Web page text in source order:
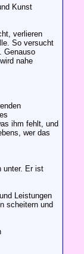
Kunst
verlieren
So versucht
Genauso
nahe
ihm fehlt, und
wer das
unter. Er ist
Leistungen
scheitern und